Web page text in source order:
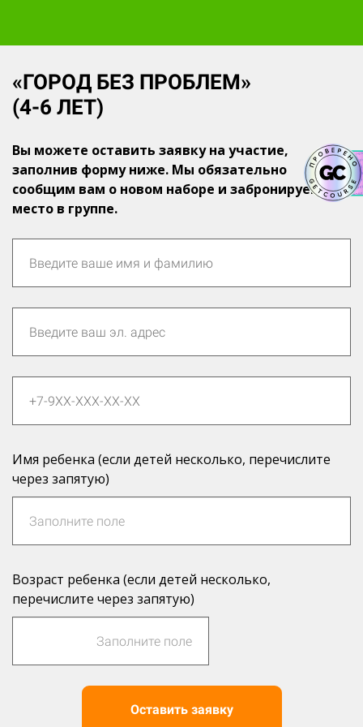
«ГОРОД БЕЗ ПРОБЛЕМ»
(4-6 ЛЕТ)
Вы можете оставить заявку на участие,
заполнив форму ниже. Мы обязательно
сообщим вам о новом наборе и забронируем
место в группе.
Имя ребенка (если детей несколько, перечислите
через запятую)
Возраст ребенка (если детей несколько,
перечислите через запятую)
Оставить заявку